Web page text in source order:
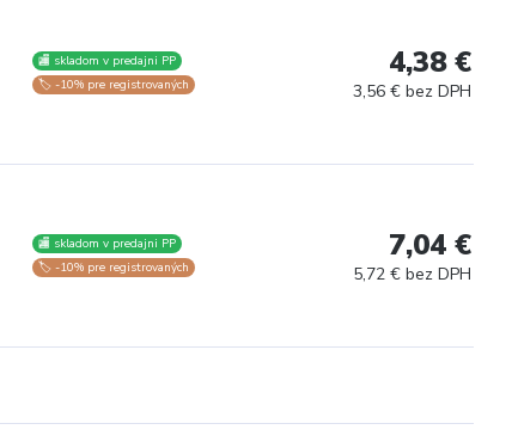
🏬 skladom v predajni PP
🏷️ -10% pre registrovaných
4,38 €
3,56 € bez DPH
🏬 skladom v predajni PP
🏷️ -10% pre registrovaných
7,04 €
5,72 € bez DPH